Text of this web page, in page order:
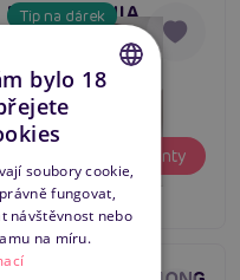
Tip na dárek
Passion SENIA
THONG černé
krajkové kalhotky
Varianty
ENGLISH
bylo 18
soubory cookie,
fungovat,
návštěvnost nebo
na míru.